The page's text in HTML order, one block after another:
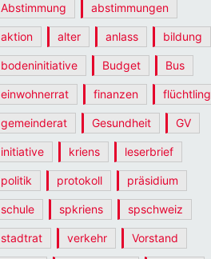
Abstimmung abstimmungen
aktion alter anlass bildung
bodeninitiative Budget Bus
einwohnerrat finanzen flüchtling
gemeinderat Gesundheit GV
initiative kriens leserbrief
politik protokoll präsidium
schule spkriens spschweiz
stadtrat verkehr Vorstand